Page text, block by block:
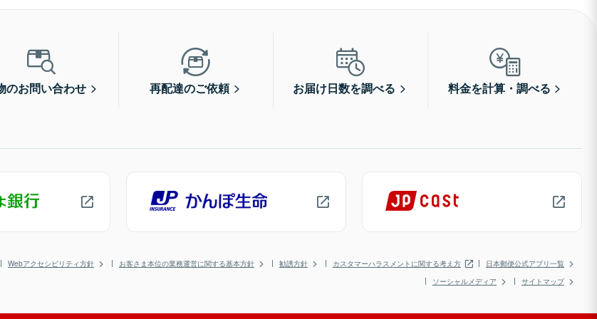
のお問い合わせ 再配達のご依頼 お届け日数を調べる 料金を計算・調べる
Webアクセシビリティ方針 お客さま本位の業務運営に関する基本方針 勧誘方針 カスタマーハラスメントに関する考え方
日本郵便公式アプリ一覧
ソーシャルメディア
サイトマップ